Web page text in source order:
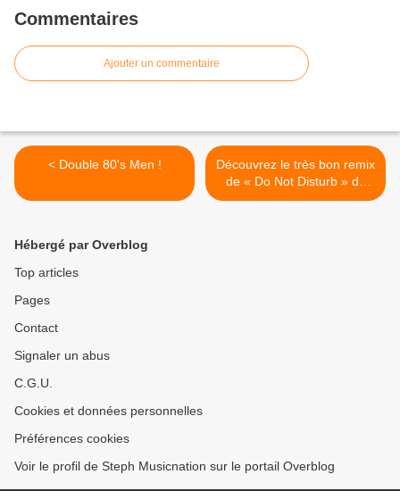
Commentaires
Ajouter un commentaire
< Double 80's Men !
Découvrez le très bon remix
de « Do Not Disturb » de
Bananarama ! >
Hébergé par Overblog
Top articles
Pages
Contact
Signaler un abus
C.G.U.
Cookies et données personnelles
Préférences cookies
Voir le profil de Steph Musicnation sur le portail Overblog